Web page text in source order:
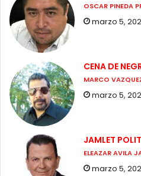
OSCAR PINEDA
marzo 5,
CENA DE
MARCO
marzo 5,
JAMLET
ELEAZAR AVILA
marzo 5,